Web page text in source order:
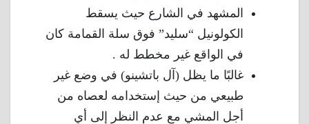
المشهد في الشارع حيث يسقط
الكولونيل “سليد” فوق سلة القمامة كان
في الواقع غير مخطط له .
غالبًا ما يظل (آل باتشينو) في وضع غير
طبيعي من حيث إستخدامه لعصاه من
أجل المشي مع عدم النظر إلى أي